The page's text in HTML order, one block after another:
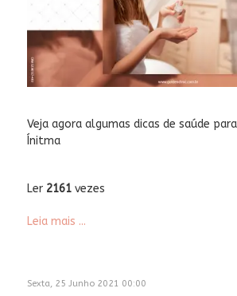
Veja agora algumas dicas de saúde
Ínitma
Ler 2161 vezes
Leia mais ...
Sexta, 25 Junho 2021 00:00